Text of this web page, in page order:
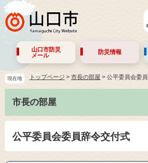
山口市防災
メール
防災情報
現在地 トップページ > 市長の部屋 > 公平委員会委
市長の部屋
公平委員会委員辞令交付式